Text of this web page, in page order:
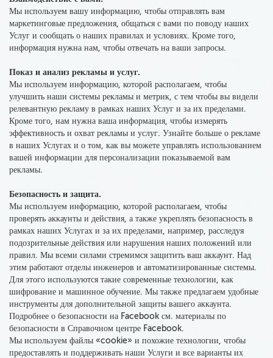
Мы используем вашу информацию, чтобы отправлять вам
маркетинговые предложения, общаться с вами по поводу наших
Услуг и сообщать о наших правилах и условиях. Кроме того,
информация нужна нам, чтобы отвечать на ваши запросы.
Показ и анализ рекламы и услуг.
Мы используем информацию, которой располагаем, чтобы
улучшить наши системы рекламы и метрик, с тем чтобы вы видели
релевантную рекламу в рамках наших Услуг и за их пределами.
Кроме того, нам нужна ваша информация, чтобы измерять
эффективность и охват рекламы и услуг. Узнайте больше о рекламе
в наших Услугах и о том, как вы можете управлять использованием
вашей информации для персонализации показываемой вам
рекламы.
Безопасность и защита.
Мы используем информацию, которой располагаем, чтобы
проверять аккаунты и действия, а также укреплять безопасность в
рамках наших Услугах и за их пределами, например, расследуя
подозрительные действия или нарушения наших положений или
правил. Мы всеми силами стремимся защитить ваш аккаунт. Над
этим работают отделы инженеров и автоматизированные системы.
Для этого используются такие современные технологии, как
шифрование и машинное обучение. Мы также предлагаем удобные
инструменты для дополнительной защиты вашего аккаунта.
Подробнее о безопасности на Facebook см. материалы по
безопасности в Справочном центре Facebook.
Мы используем файлы «cookie» и похожие технологии, чтобы
предоставлять и поддерживать наши Услуги и все варианты их